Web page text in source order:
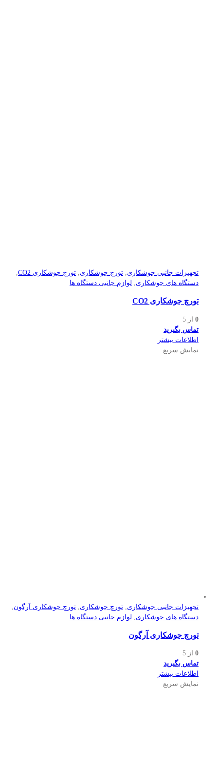
تجهیزات جانبی جوشکاری تورچ جوشکاری تورچ جوشکاری CO2
دستگاه های جوشکاری
لوازم جانبی دستگاه ها
تورچ جوشکاری CO2
0 از 5
تماس بگیرید
اطلاعات بیشتر
نمایش سریع
تجهیزات جانبی جوشکاری تورچ جوشکاری تورچ جوشکاری آرگون
دستگاه های جوشکاری
لوازم جانبی دستگاه ها
تورچ جوشکاری آرگون
0 از 5
تماس بگیرید
اطلاعات بیشتر
نمایش سریع